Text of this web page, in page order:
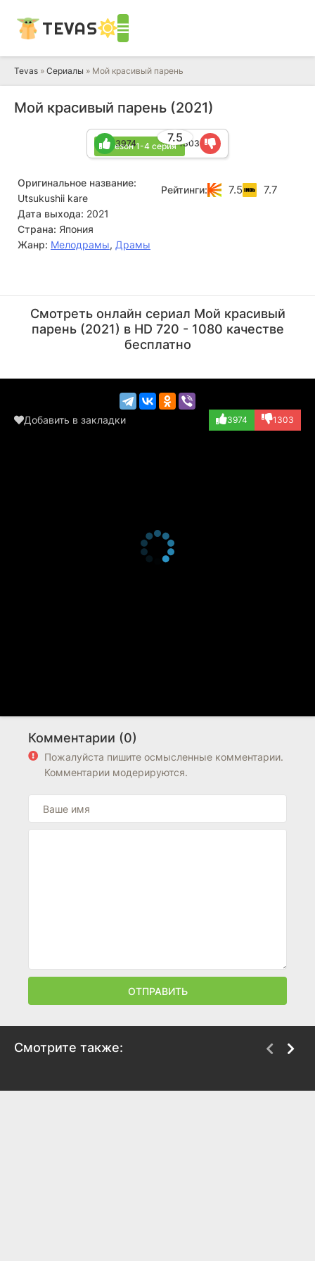
TEVAS
Tevas » Сериалы » Мой красивый парень
Мой красивый парень (2021)
2 сезон 1-4 серия
7.5
3974 1303
Оригинальное название:
Utsukushii kare
Дата выхода: 2021
Страна: Япония
Жанр: Мелодрамы, Драмы
Рейтинги: 7.5 7.7
Смотреть онлайн сериал Мой красивый
парень (2021) в HD 720 - 1080 качестве
бесплатно
Добавить в закладки 3974 1303
Комментарии (0)
Пожалуйста пишите осмысленные комментарии.
Комментарии модерируются.
ОТПРАВИТЬ
Смотрите также: